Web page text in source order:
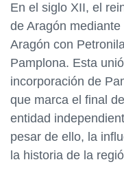
En el siglo XII, el
de Aragón
Aragón con
Pamplona. Esta
incorporación de
que marca el final
entidad
pesar de ello, la
la historia de la